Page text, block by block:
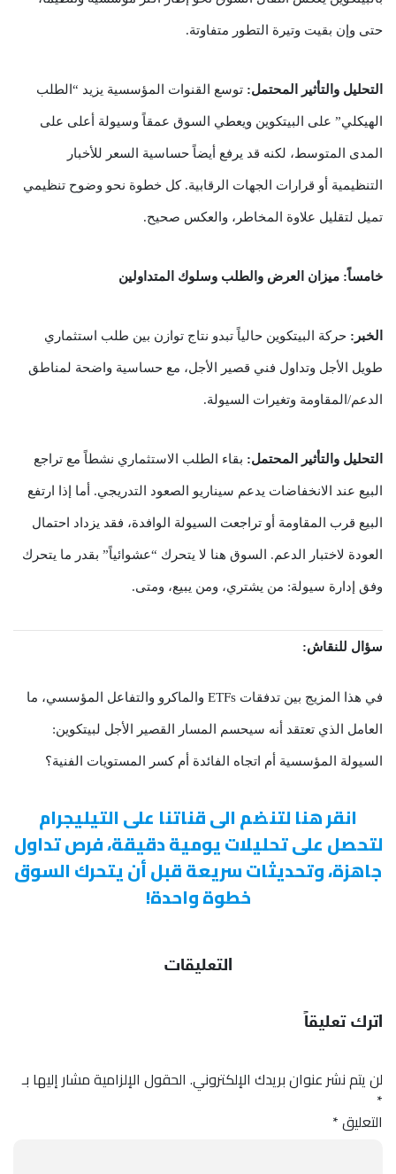
حتى وإن بقيت وتيرة التطور متفاوتة.
التحليل والتأثير المحتمل: توسع القنوات المؤسسية يزيد “الطلب
الهيكلي” على البيتكوين ويعطي السوق عمقاً وسيولة أعلى على
المدى المتوسط، لكنه قد يرفع أيضاً حساسية السعر للأخبار
التنظيمية أو قرارات الجهات الرقابية. كل خطوة نحو وضوح تنظيمي
تميل لتقليل علاوة المخاطر، والعكس صحيح.
خامساً: ميزان العرض والطلب وسلوك المتداولين
الخبر: حركة البيتكوين حالياً تبدو نتاج توازن بين طلب استثماري
طويل الأجل وتداول فني قصير الأجل، مع حساسية واضحة لمناطق
الدعم/المقاومة وتغيرات السيولة.
التحليل والتأثير المحتمل: بقاء الطلب الاستثماري نشطاً مع تراجع
البيع عند الانخفاضات يدعم سيناريو الصعود التدريجي. أما إذا ارتفع
البيع قرب المقاومة أو تراجعت السيولة الوافدة، فقد يزداد احتمال
العودة لاختبار الدعم. السوق هنا لا يتحرك “عشوائياً” بقدر ما يتحرك
وفق إدارة سيولة: من يشتري، ومن يبيع، ومتى.
سؤال للنقاش:
في هذا المزيج بين تدفقات ETFs والماكرو والتفاعل المؤسسي، ما
العامل الذي تعتقد أنه سيحسم المسار القصير الأجل لبيتكوين:
السيولة المؤسسية أم اتجاه الفائدة أم كسر المستويات الفنية؟
انقر هنا لتنضم الى قناتنا على التيليجرام
لتحصل على تحليلات يومية دقيقة، فرص تداول
جاهزة، وتحديثات سريعة قبل أن يتحرك السوق
خطوة واحدة!
التعليقات
اترك تعليقاً
لن يتم نشر عنوان بريدك الإلكتروني. الحقول الإلزامية مشار إليها بـ
*
التعليق*